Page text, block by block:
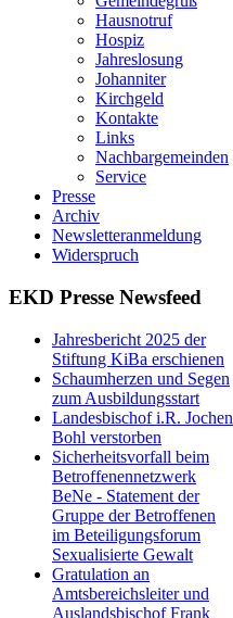
Hausnotruf
Hospiz
Jahreslosung
Johanniter
Kirchgeld
Kontakte
Links
Nachbargemeinden
Service
Presse
Archiv
Newsletteranmeldung
Widerspruch
EKD Presse Newsfeed
Jahresbericht 2025 der
Stiftung KiBa erschienen
Schaumherzen und Segen
zum Ausbildungsstart
Landesbischof i.R. Jochen
Bohl verstorben
Sicherheitsvorfall beim
Betroffenennetzwerk
BeNe - Statement der
Gruppe der Betroffenen
im Beteiligungsforum
Sexualisierte Gewalt
Gratulation an
Amtsbereichsleiter und
Auslandsbischof Frank